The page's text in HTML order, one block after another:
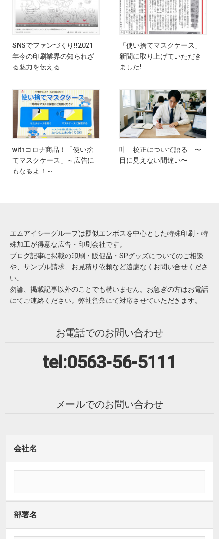
SNSでファンづくり!!2021
年今の印刷業界の知られざ
る魅力を伝える
「使い捨てマスクケース」
新聞に取り上げていただき
ました!
withコロナ商品！「使い捨
てマスクケース」～広告に
もなるよ！～
叶 校正について語る 〜
目に見えない間違い〜
エムアイシーグループは擬似エンボスを中心とした特殊印刷・特
殊加工が得意な広告・印刷会社です。
ブログ記事に掲載の印刷・販促品・SPグッズについてのご相談
や、サンプル請求、お見積り依頼など遠慮なくお問い合せくださ
い。
勿論、掲載記事以外のことでも構いません。お急ぎの方はお電話
にてご連絡ください。弊社営業にて対応させていただきます。
お電話でのお問い合わせ
tel:0563-56-5111
メールでのお問い合わせ
会社名
部署名